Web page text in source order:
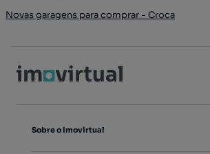
Novas garagens para comprar - Croca
Sobre o Imovirtual